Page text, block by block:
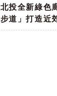
北投全新綠色
步道」打造近